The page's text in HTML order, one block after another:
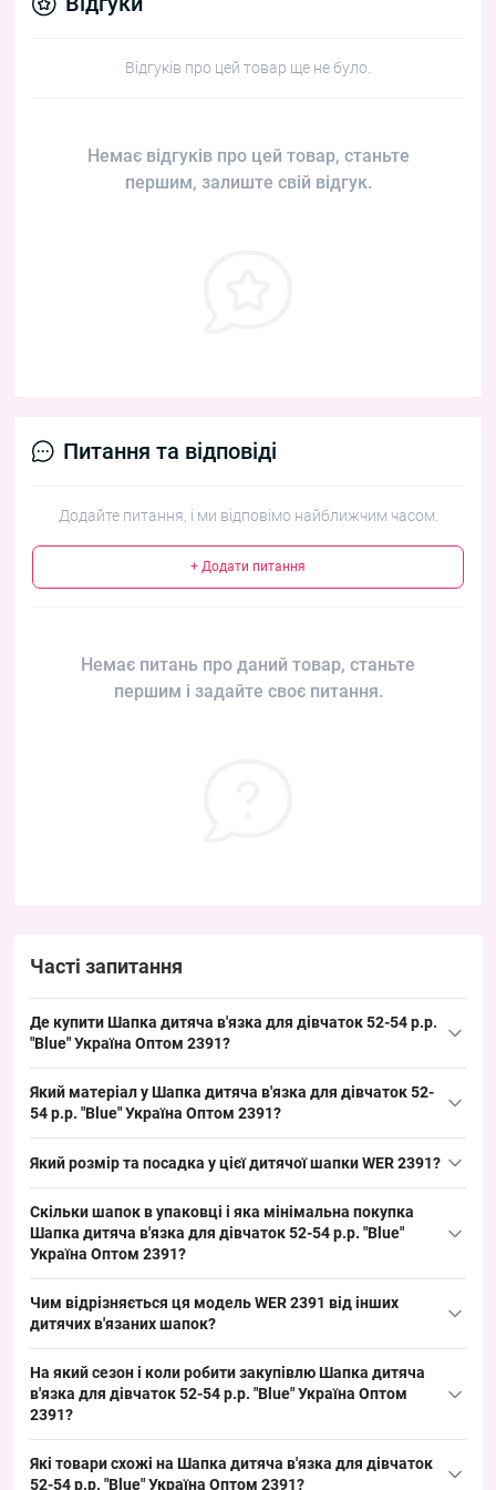
Відгуків про цей товар ще не було.
Немає відгуків про цей товар, станьте
першим, залиште свій відгук.
Питання та відповіді
Додайте питання, і ми відповімо найближчим часом.
+ Додати питання
Немає питань про даний товар, станьте
першим і задайте своє питання.
Часті запитання
Де купити Шапка дитяча в'язка для дівчаток 52-54 р.р.
"Blue" Україна Оптом 2391?
Україна Оптом 2391 можна оптом з Одеси 7КМ, модель ходовий
осінь, що забезпечує швидкий обіг у торговій точці.
Який матеріал у Шапка дитяча в'язка для дівчаток 52-
54 р.р. "Blue" Україна Оптом 2391?
в'язаних шапок, що часто виготовляють з акрилу або бавовни;
дитячому сегменті.
Який розмір та посадка у цієї дитячої шапки WER 2391?
підходить дітям віком приблизно 4–7 років; це ходовий
дитячий розмір, зручний для викладки і швидкої реалізації в
Скільки шапок в упаковці і яка мінімальна покупка
Шапка дитяча в'язка для дівчаток 52-54 р.р. "Blue"
Україна Оптом 2391?
повторюватися або відрізнятися в один тон). Мінімальне
формування товарної підкладки та швидкого обороту на полиці.
Чим відрізняється ця модель WER 2391 від інших
дитячих в'язаних шапок?
намистинками на вишитому напису, що робить її привабливою
для роздрібної викладки; альтернативи — шапки з іншим
закриває базовий попит на сезон.
На який сезон і коли робити закупівлю Шапка дитяча
в'язка для дівчаток 52-54 р.р. "Blue" Україна Оптом
2391?
лютому–квітні; рекомендується робити закупівлю за 4–6
Які товари схожі на Шапка дитяча в'язка для дівчаток
52-54 р.р. "Blue" Україна Оптом 2391?